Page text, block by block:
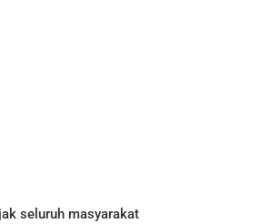
seluruh masyarakat